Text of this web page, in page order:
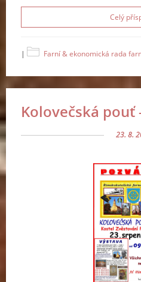
Celý
| Farní & ekonomická rada
Kolovečská pouť
23. 8.